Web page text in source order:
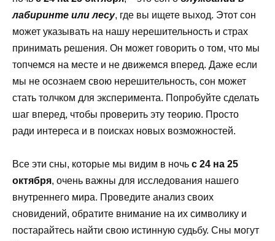
лабиринте или лесу, где вы ищете выход. Этот сон
может указывать на нашу нерешительность и страх
принимать решения. Он может говорить о том, что мы
топчемся на месте и не движемся вперед. Даже если
мы не осознаем свою нерешительность, сон может
стать толчком для эксперимента. Попробуйте сделать
шаг вперед, чтобы проверить эту теорию. Просто
ради интереса и в поисках новых возможностей.
Все эти сны, которые мы видим в ночь с 24 на 25
октября, очень важны для исследования нашего
внутреннего мира. Проведите анализ своих
сновидений, обратите внимание на их символику и
постарайтесь найти свою истинную судьбу. Сны могут